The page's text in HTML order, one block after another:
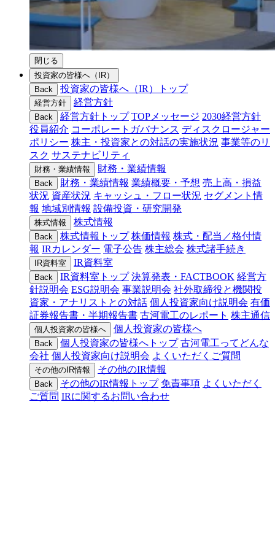
閉じる
投資家の皆様へ（IR）
Back
投資家の皆様へ（IR）トップ
経営方針 経営方針
Back 経営方針トップ TOPメッセージ 2030経営方針
役員紹介 コーポレートガバナンス ディスクロージャー
ポリシー 株主・投資家との対話の実施状況 事業等のリ
スク サステナビリティ
財務・業績情報 財務・業績情報
Back 財務・業績情報 業績概要・予想 売上高・損益
状況 資産状況 キャッシュ・フロー状況 セグメント情
報 地域別情報 設備投資・研究開発
株式情報 株式情報
Back 株式情報トップ 株価情報 株式・配当／格付情
報 IRカレンダー 電子公告 株主総会 株式諸手続き
IR資料室 IR資料室
Back IR資料室トップ 決算発表・FACTBOOK 経営方
針説明会 ESG説明会 事業説明会 社外取締役と機関投
資家・アナリストとの対話 個人投資家向け説明会 有価
証券報告書・半期報告書 古河電工のレポート 株主通信
個人投資家の皆様へ 個人投資家の皆様へ
Back 個人投資家の皆様へトップ 古河電工ってどんな
会社 個人投資家向け説明会 よくいただくご質問
その他のIR情報 その他のIR情報
Back その他のIR情報トップ 免責事項 よくいただく
ご質問 IRに関するお問い合わせ